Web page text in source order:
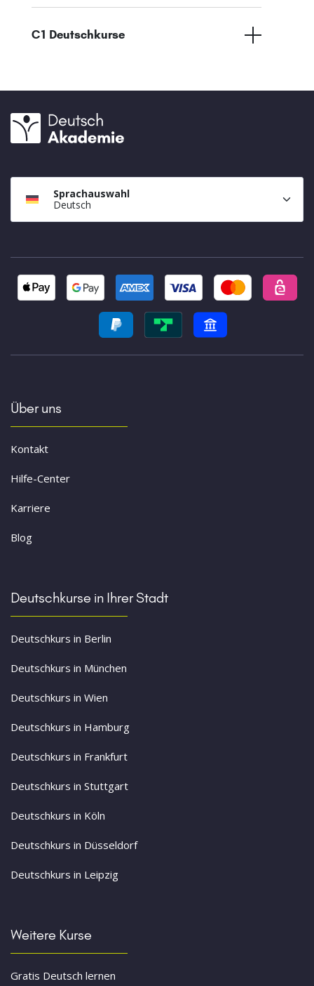
C1 Deutschkurse
Sprachauswahl
Deutsch
Über uns
Kontakt
Hilfe-Center
Karriere
Blog
Deutschkurse in Ihrer Stadt
Deutschkurs in Berlin
Deutschkurs in München
Deutschkurs in Wien
Deutschkurs in Hamburg
Deutschkurs in Frankfurt
Deutschkurs in Stuttgart
Deutschkurs in Köln
Deutschkurs in Düsseldorf
Deutschkurs in Leipzig
Weitere Kurse
Gratis Deutsch lernen